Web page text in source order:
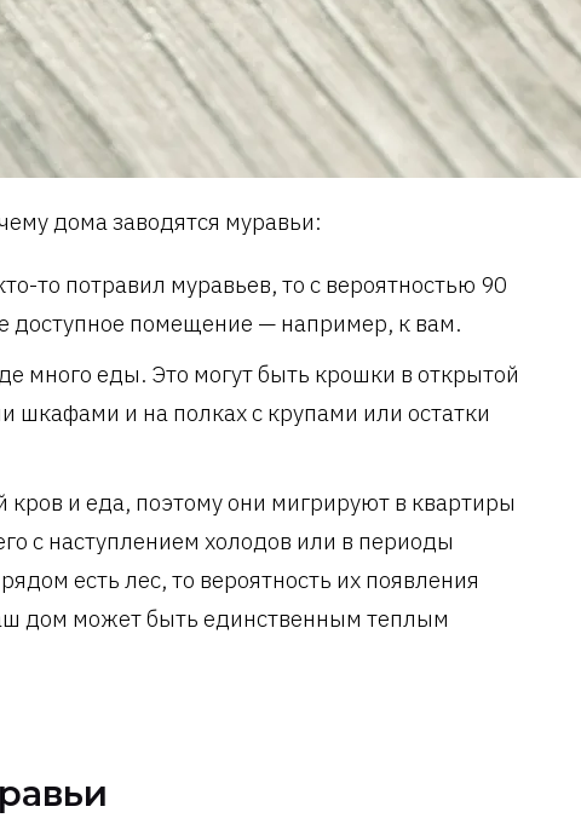
дома заводятся муравьи:
то потравил муравьев, то с вероятностью 90
доступное помещение — например, к вам.
много еды. Это могут быть крошки в открытой
шкафами и на полках с крупами или остатки
и еда, поэтому они мигрируют в квартиры
с наступлением холодов или в периоды
есть лес, то вероятность их появления
дом может быть единственным теплым